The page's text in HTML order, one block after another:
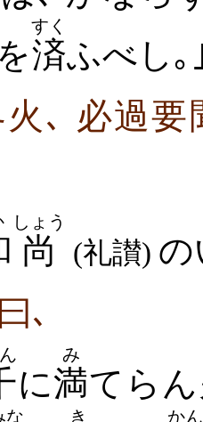
を済
すく
ふべし｡
､ 必過
尚
しょう
(礼讃) の
､
に満
み
てらん
な き かん